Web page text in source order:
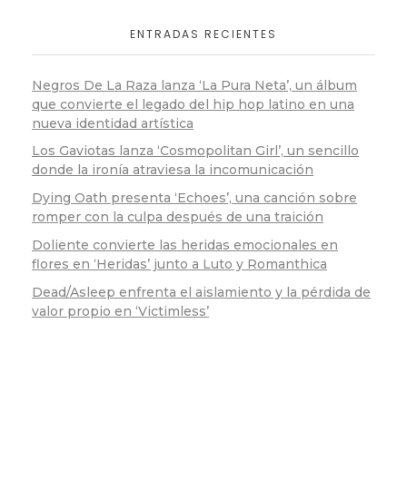
ENTRADAS RECIENTES
Negros De La Raza lanza ‘La Pura Neta’, un álbum
que convierte el legado del hip hop latino en una
nueva identidad artística
Los Gaviotas lanza ‘Cosmopolitan Girl’, un sencillo
donde la ironía atraviesa la incomunicación
Dying Oath presenta ‘Echoes’, una canción sobre
romper con la culpa después de una traición
Doliente convierte las heridas emocionales en
flores en ‘Heridas’ junto a Luto y Romanthica
Dead/Asleep enfrenta el aislamiento y la pérdida de
valor propio en ‘Victimless’